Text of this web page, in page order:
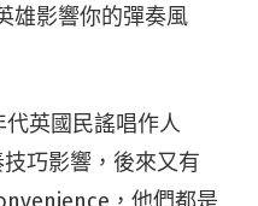
雄影響你的彈奏風
英國民謠唱作人
巧影響，後來又有
，他們都是